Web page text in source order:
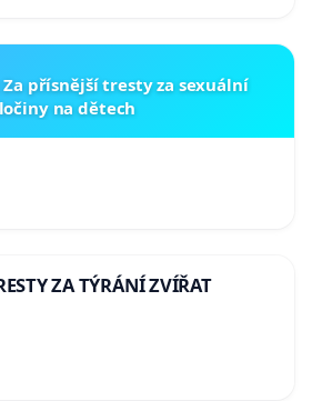
přísnější tresty za sexuální
na dětech
ZA TÝRÁNÍ ZVÍŘAT